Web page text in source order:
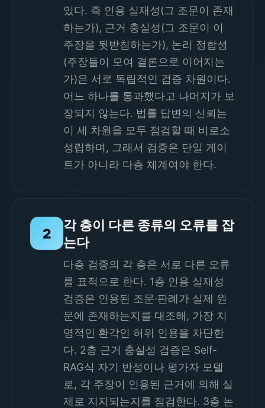
있다. 즉 인용 실재성(그 조문이 존재
하는가), 근거 충실성(그 조문이 이
주장을 뒷받침하는가), 논리 정합성
(주장들이 모여 결론으로 이어지는
가)은 서로 독립적인 검증 차원이다.
어느 하나를 통과했다고 나머지가 보
장되지 않는다. 법률 답변의 신뢰는
이 세 차원을 모두 점검할 때 비로소
성립하며, 그래서 검증은 단일 게이
트가 아니라 다층 체계여야 한다.
2
각 층이 다른 종류의 오류를 잡
는다
다층 검증의 각 층은 서로 다른 오류
를 표적으로 한다. 1층 인용 실재성
검증은 인용된 조문·판례가 실제 원
문에 존재하는지를 대조해, 가장 치
명적인 환각인 허위 인용을 차단한
다. 2층 근거 충실성 검증은 Self-
RAG식 자기 반성이나 평가자 모델
로, 각 주장이 인용된 근거에 의해 실
제로 지지되는지를 점검한다. 3층 논